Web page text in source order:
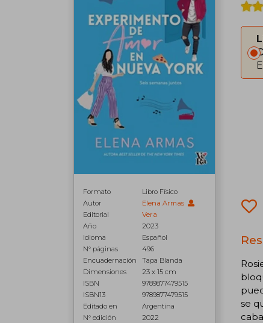
Formato
Libro Físico
Autor
Elena Armas
Editorial
Vera
Año
2023
Idioma
Español
N° páginas
496
Encuadernación
Tapa Blanda
Dimensiones
23 x 15 cm
ISBN
9789877479515
ISBN13
9789877479515
Editado en
Argentina
N° edición
2022
se